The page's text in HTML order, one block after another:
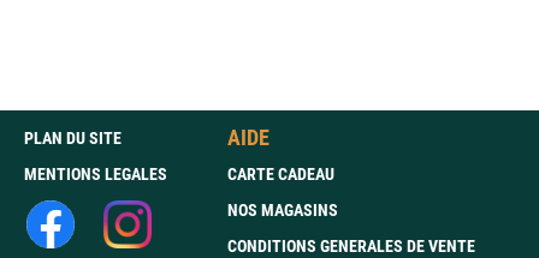
PLAN DU SITE
MENTIONS LEGALES
AIDE
CARTE CADEAU
NOS MAGASINS
CONDITIONS GENERALES DE VENTE